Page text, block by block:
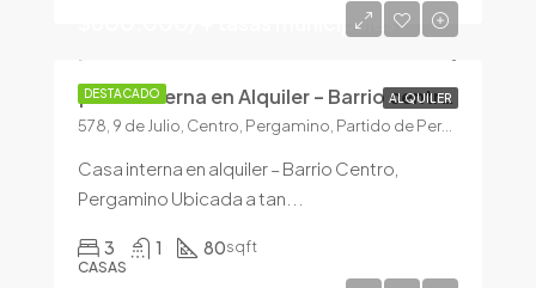
DESTACADO ALQUILER
$600.000/+ tasas municipales
¡Casa interna en Alquiler – Barrio centro!
578, 9 de Julio, Centro, Pergamino, Partido de Pergamino, Buenos Aires, 2700, Argentina
Casa interna en alquiler – Barrio Centro,
Pergamino Ubicada a tan...
3 1 80sqft
CASAS